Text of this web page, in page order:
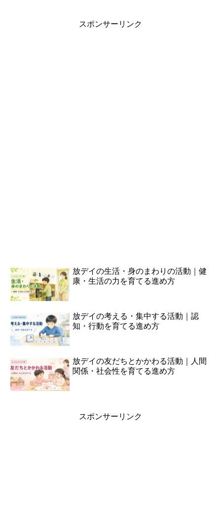
スポンサーリンク
放デイの生活・身のまわりの活動｜健
康・生活の力を育てる進め方
放デイの考える・集中する活動｜認
知・行動を育てる進め方
放デイの友だちとかかわる活動｜人間
関係・社会性を育てる進め方
スポンサーリンク